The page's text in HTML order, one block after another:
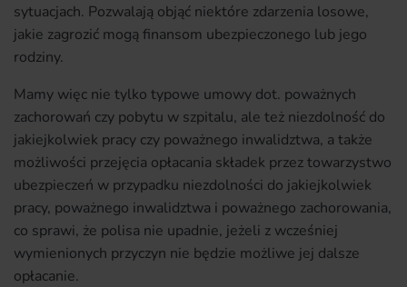
sytuacjach. Pozwalają objąć niektóre zdarzenia losowe,
jakie zagrozić mogą finansom ubezpieczonego lub jego
rodziny.
Mamy więc nie tylko typowe umowy dot. poważnych
zachorowań czy pobytu w szpitalu, ale też niezdolność do
jakiejkolwiek pracy czy poważnego inwalidztwa, a także
możliwości przejęcia opłacania składek przez towarzystwo
ubezpieczeń w przypadku niezdolności do jakiejkolwiek
pracy, poważnego inwalidztwa i poważnego zachorowania,
co sprawi, że polisa nie upadnie, jeżeli z wcześniej
wymienionych przyczyn nie będzie możliwe jej dalsze
opłacanie.